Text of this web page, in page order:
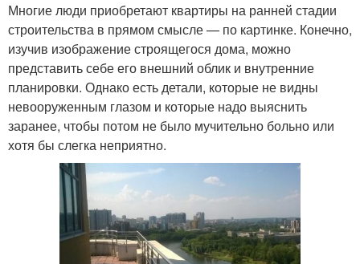
Многие люди приобретают квартиры на ранней стадии
строительства в прямом смысле — по картинке. Конечно,
изучив изображение строящегося дома, можно
представить себе его внешний облик и внутренние
планировки. Однако есть детали, которые не видны
невооруженным глазом и которые надо выяснить
заранее, чтобы потом не было мучительно больно или
хотя бы слегка неприятно.